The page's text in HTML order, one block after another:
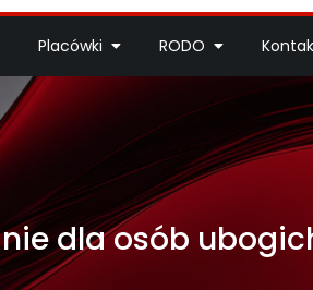
Placówki RODO
dla osób